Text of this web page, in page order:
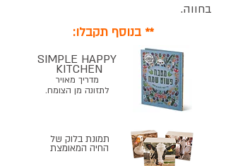
בחווה.
תמונת בלוק של
החיה המאומצת
​SIMPLE HAPPY
KITCHEN
מדריך מאויר
לתזונה מן הצומח.
** בנוסף תקבלו: